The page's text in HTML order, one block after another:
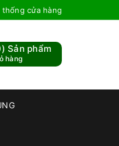
cửa hàng
) Sản phẩm
hàng